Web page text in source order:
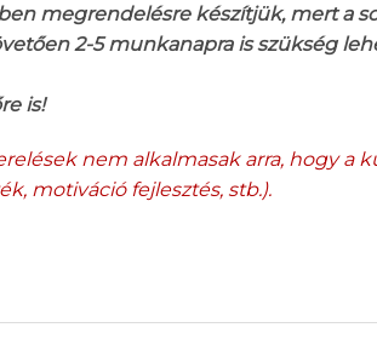
megrendelésre készítjük, mert a
2-5 munkanapra is szükség
is!
nem alkalmasak arra, hogy
motiváció fejlesztés, stb.).